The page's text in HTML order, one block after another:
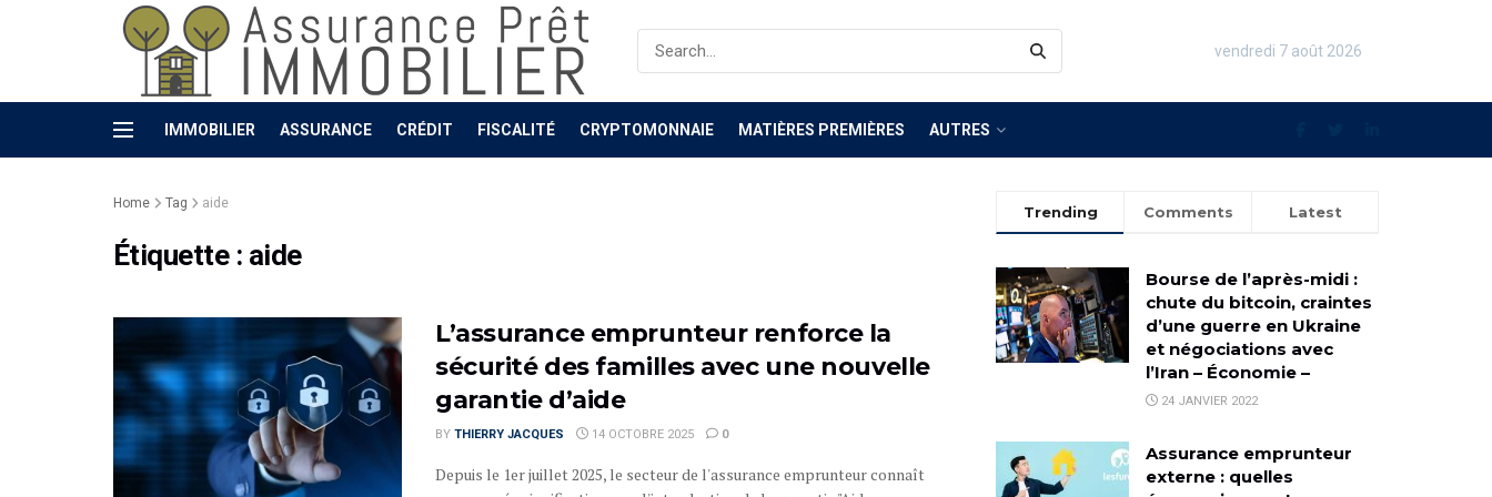
vendredi 7 août 2026
IMMOBILIER ASSURANCE CRÉDIT FISCALITÉ CRYPTOMONNAIE MATIÈRES PREMIÈRES AUTRES
Home Tag aide
Étiquette : aide
L’assurance emprunteur renforce la
sécurité des familles avec une nouvelle
garantie d’aide
BY THIERRY JACQUES 14 OCTOBRE 2025 0
Depuis le 1er juillet 2025, le secteur de l'assurance emprunteur connaît
Trending Comments Latest
Bourse de l’après-midi :
chute du bitcoin, craintes
d’une guerre en Ukraine
et négociations avec
l’Iran – Économie –
24 JANVIER 2022
Assurance emprunteur
externe : quelles